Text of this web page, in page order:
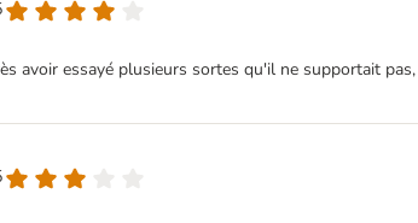
avoir essayé plusieurs sortes qu'il ne supportait